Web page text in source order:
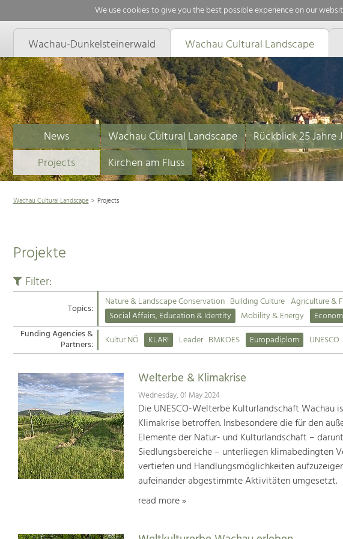
We use cookies to give you the best possible experience on our
Wachau-Dunkelsteinerwald Wachau Cultural Landscape
News Wachau Cultural Landscape Rückblick 25 Jahre
Projects
Kirchen am Fluss
Wachau Cultural Landscape Projects
Projekte
Filter:
Topics: Nature & Landscape Conservation Building Culture Agriculture &
Social Affairs, Education & Identity
Mobility & Energy
Funding Agencies &
Partners: Kultur NÖ KLAR! Leader BMKOES Europadiplom UNESCO
Welterbe & Klimakrise
Wednesday, 01 May 2024
Die UNESCO-Welterbe Kulturlandschaft
Klimakrise betroffen. Insbesondere die für den
Elemente der Natur- und Kulturlandschaft –
Siedlungsbereiche – unterliegen klimabedingten
vertiefen und Handlungsmöglichkeiten
aufeinander abgestimmte Aktivitäten umgesetzt.
read more »